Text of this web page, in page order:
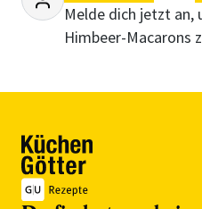
Melde dich jetzt an,
Himbeer-Macarons